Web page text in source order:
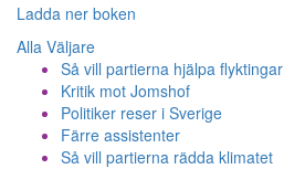
Ladda ner boken
Alla Väljare
Så vill partierna hjälpa flyktingar
Kritik mot Jomshof
Politiker reser i Sverige
Färre assistenter
Så vill partierna rädda klimatet